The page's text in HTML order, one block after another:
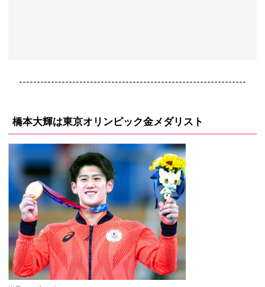
----------------------------------------------------------------
橋本大輝は東京オリンピック金メダリスト